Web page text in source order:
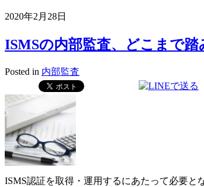
2020年2月28日
ISMSの内部監査、どこまで
Posted in 内部監査
ISMS認証を取得・運用するにあたって必要